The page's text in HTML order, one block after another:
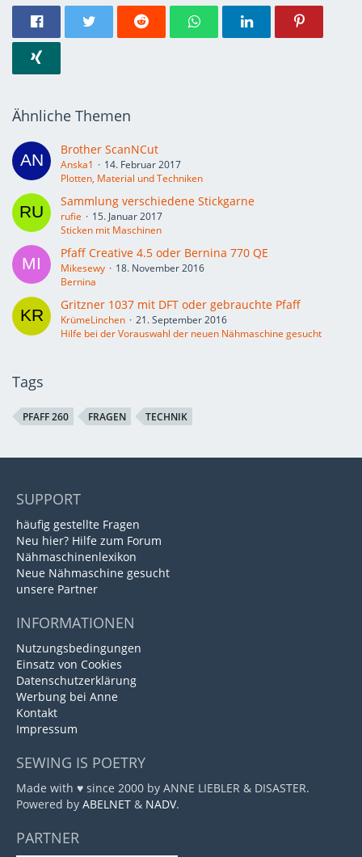
Ähnliche Themen
Brother ScanNCut
Anska1
14. Februar 2017
Plotten, Material und Techniken
Sammlung verschiedene Stickgarne
rufie
15. Januar 2017
Sticken mit Maschinen
Pfaff Creative 4.5 oder Bernina 770 QE
Mikesewy
18. November 2016
Bernina
Gritzner 1037 mit DFT oder gebrauchte Pfaff
KrümeLinchen
21. September 2016
Hilfe bei der Vorauswahl der neuen Nähmaschine gesucht
Tags
PFAFF 260 FRAGEN TECHNIK
SUPPORT
häufig gestellte Fragen
Neu hier? Hilfe zum Forum
Nähmaschinenlexikon
Neue Nähmaschine gesucht
unsere Partner
INFORMATIONEN
Nutzungsbedingungen
Einsatz von Cookies
Datenschutzerklärung
Werbung bei Anne
Kontakt
Impressum
SEWING IS POETRY
Made with ♥ since 2000 by ANNE LIEBLER & DISASTER.
Powered by ABELNET & NADV.
PARTNER